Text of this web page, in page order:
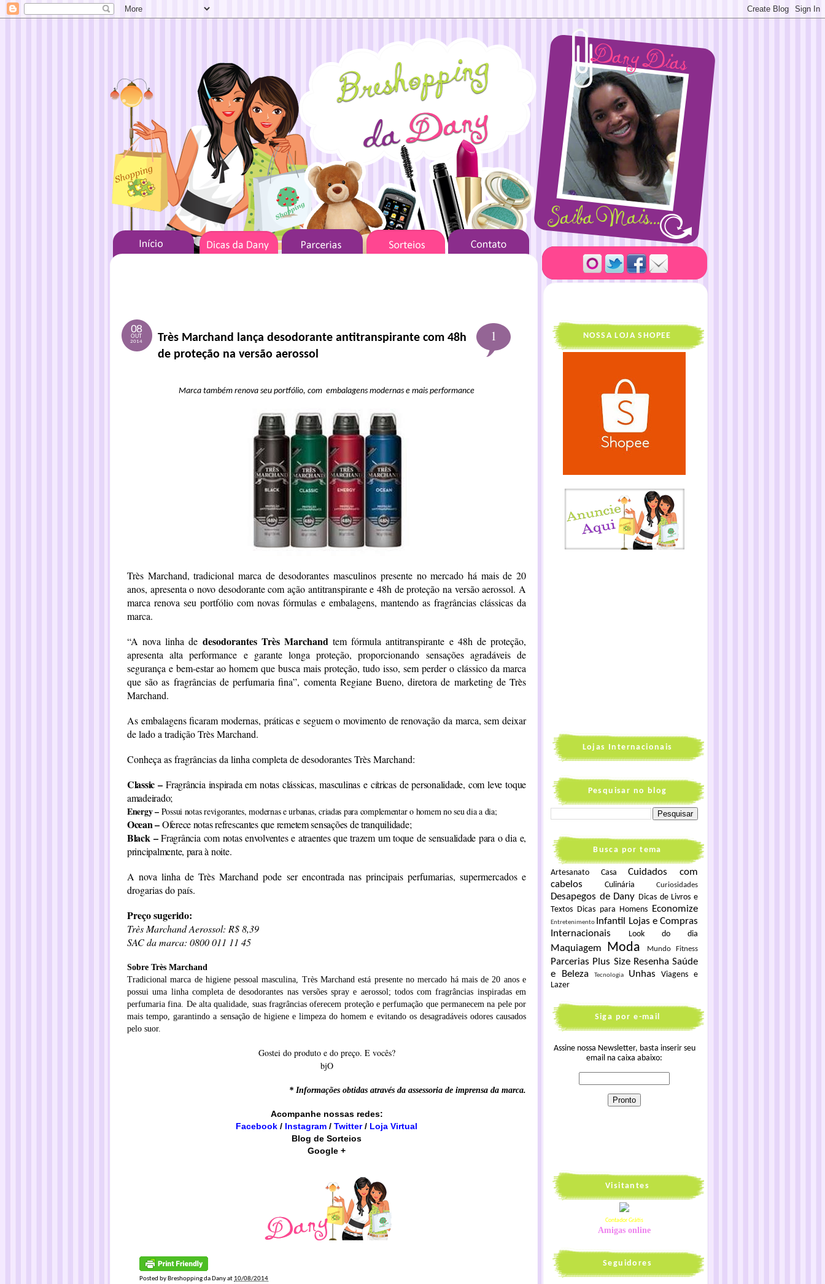
08
OUT
2014 1
Très Marchand lança desodorante antitranspirante com 48h
de proteção na versão aerossol
Marca também renova seu portfólio, com embalagens modernas e mais performance
Très Marchand, tradicional marca de desodorantes masculinos presente no mercado há mais de 20
anos, apresenta o novo desodorante com ação antitranspirante e 48h de proteção na versão aerossol. A
marca renova seu portfólio com novas fórmulas e embalagens, mantendo as fragrâncias clássicas da
marca.
“A nova linha de desodorantes Très Marchand tem fórmula antitranspirante e 48h de proteção,
apresenta alta performance e garante longa proteção, proporcionando sensações agradáveis de
segurança e bem-estar ao homem que busca mais proteção, tudo isso, sem perder o clássico da marca
que são as fragrâncias de perfumaria fina”, comenta Regiane Bueno, diretora de marketing de Très
Marchand.
As embalagens ficaram modernas, práticas e seguem o movimento de renovação da marca, sem deixar
de lado a tradição Très Marchand.
Conheça as fragrâncias da linha completa de desodorantes Très Marchand:
Classic – Fragrância inspirada em notas clássicas, masculinas e cítricas de personalidade, com leve toque
amadeirado;
Energy– Possui notas revigorantes, modernas e urbanas, criadas para complementar o homem no seu dia a dia;
Ocean–Oferece notas refrescantes que remetem sensações de tranquilidade;
Black –Fragrância com notas envolventes e atraentes que trazem um toque de sensualidade para o dia e,
principalmente, para à noite.
A nova linha de Très Marchand pode ser encontrada nas principais perfumarias, supermercados e
drogarias do país.
Preço sugerido:
Très Marchand Aerossol: R$ 8,39
SAC da marca: 0800 011 11 45
Sobre Très Marchand
Tradicional marca de higiene pessoal masculina, Très Marchand está presente no mercado há mais de 20 anos e
possui uma linha completa de desodorantes nas versões spray e aerossol; todos com fragrâncias inspiradas em
perfumaria fina. De alta qualidade, suas fragrâncias oferecem proteção e perfumação que permanecem na pele por
mais tempo, garantindo a sensação de higiene e limpeza do homem e evitando os desagradáveis odores causados
pelo suor.
Gostei do produto e do preço. E vocês?
bjO
* Informações obtidas através da assessoria de imprensa da marca.
Acompanhe nossas redes:
Facebook / Instagram / Twitter/ Loja Virtual
Blog de Sorteios
Google +
Posted by Breshopping da Danyat 10/08/2014
NOSSA LOJA SHOPEE
Lojas Internacionais
Pesquisar no blog
Busca por tema
Artesanato Casa
Cuidados com
cabelos
Culinária Curiosidades
Desapegos de Dany Dicas de Livros e
Textos Dicas para Homens Economize
Entretenimento Infantil
Lojas e Compras
Internacionais
Look do dia
Maquiagem Moda Mundo Fitness
Parcerias Plus Size Resenha Saúde
e Beleza
Tecnologia Unhas
Viagens e
Lazer
Siga por e-mail
Assine nossa Newsletter, basta inserir seu
email na caixa abaixo:
Visitantes
Contador Grátis
Amigas online
Seguidores